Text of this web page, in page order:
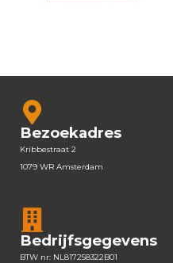
Bezoekadres
Kribbestraat 2
1079 WR Amsterdam
Bedrijfsgegevens
BTW nr: NL817258322B01